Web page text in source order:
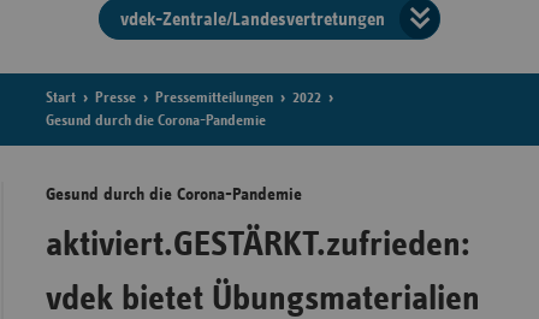
vdek-Zentrale/Landesvertretungen
der
Start Presse Pressemitteilungen
2022
Gesund durch die Corona-Pandemie
Gesund durch die Corona-Pandemie
aktiviert.GESTÄRKT.zufrieden:
vdek bietet Übungsmaterialien